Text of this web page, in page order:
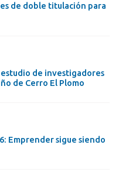
de doble titulación para
estudio de investigadores
de Cerro El Plomo
Emprender sigue siendo